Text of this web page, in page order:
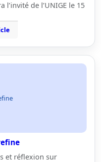
de l’UNIGE le 15
et réflexion sur